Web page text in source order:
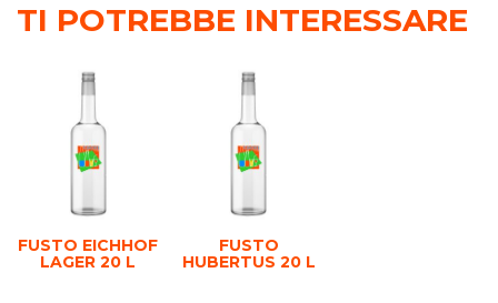
TI POTREBBE INTERESSARE
FUSTO EICHHOF
LAGER 20 L
FUSTO
HUBERTUS 20 L